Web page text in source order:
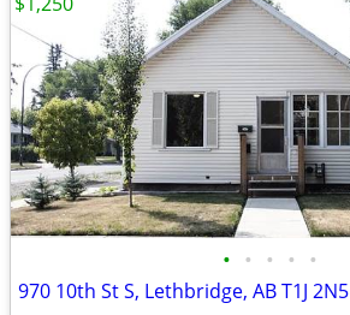
• • • • •
970 10th St S, Lethbridge, AB T1J 2N5